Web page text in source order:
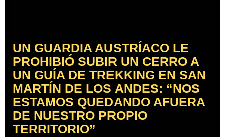
UN GUARDIA AUSTRÍACO LE
PROHIBIÓ SUBIR UN CERRO A
UN GUÍA DE TREKKING EN SAN
MARTÍN DE LOS ANDES: “NOS
ESTAMOS QUEDANDO AFUERA
DE NUESTRO PROPIO
TERRITORIO”